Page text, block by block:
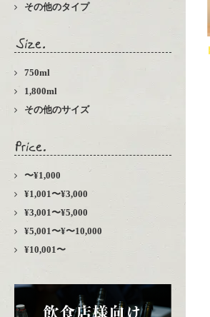
その他のタイプ
750ml
1,800ml
その他のサイズ
〜¥1,000
¥1,001〜¥3,000
¥3,001〜¥5,000
¥5,001〜¥〜10,000
¥10,001〜